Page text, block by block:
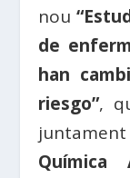
nou
de
han
riesgo”,
Química